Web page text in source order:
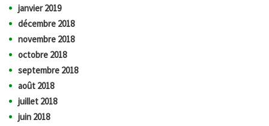
janvier 2019
décembre 2018
novembre 2018
octobre 2018
septembre 2018
août 2018
juillet 2018
juin 2018